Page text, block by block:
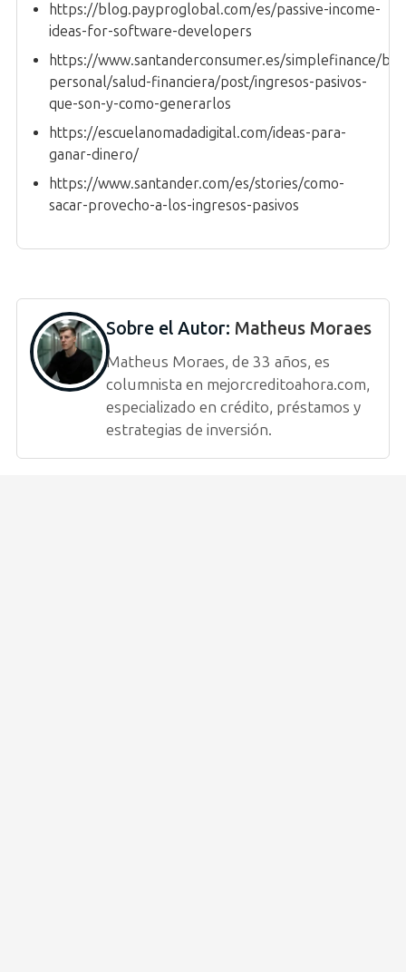
https://blog.payproglobal.com/es/passive-income-
ideas-for-software-developers
https://www.santanderconsumer.es/simplefinance/
personal/salud-financiera/post/ingresos-pasivos-
que-son-y-como-generarlos
https://escuelanomadadigital.com/ideas-para-
ganar-dinero/
https://www.santander.com/es/stories/como-
sacar-provecho-a-los-ingresos-pasivos
Sobre el Autor: Matheus Moraes
Matheus Moraes, de 33 años, es
columnista en mejorcreditoahora.com,
especializado en crédito, préstamos y
estrategias de inversión.